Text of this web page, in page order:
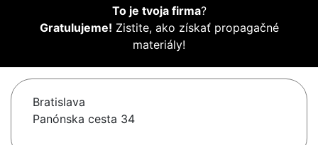
To je tvoja firma?
Gratulujeme! Zistite, ako získať propagačné
materiály!
Bratislava
Panónska cesta 34